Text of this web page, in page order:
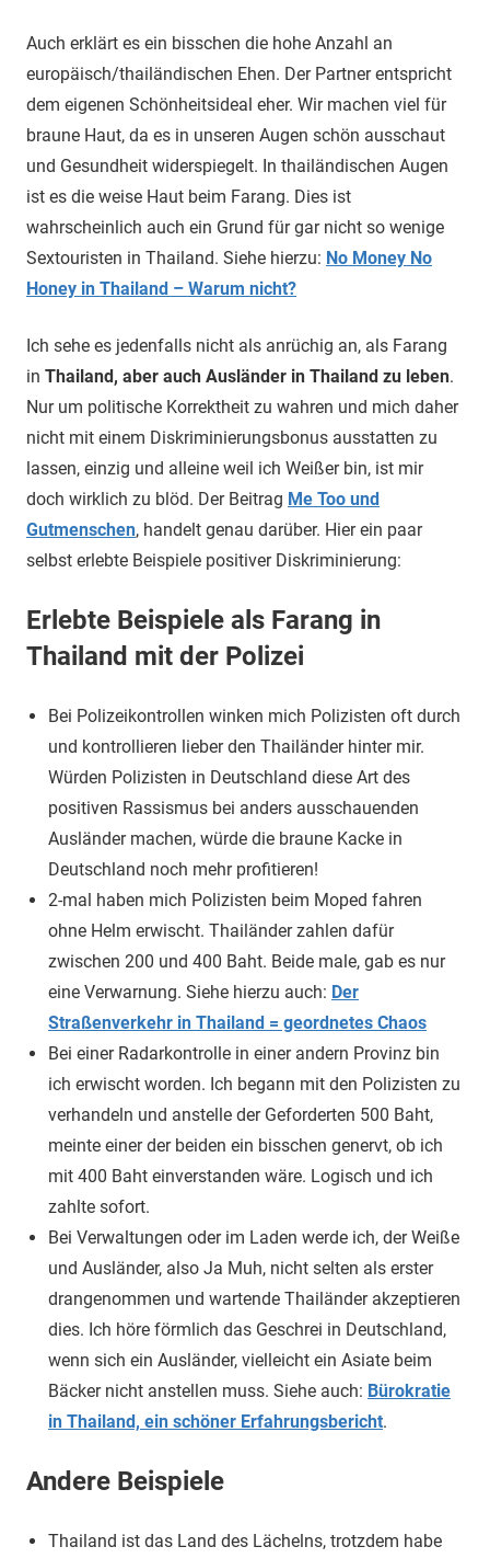
Auch erklärt es ein bisschen die hohe Anzahl an
europäisch/thailändischen Ehen. Der Partner entspricht
dem eigenen Schönheitsideal eher. Wir machen viel für
braune Haut, da es in unseren Augen schön ausschaut
und Gesundheit widerspiegelt. In thailändischen Augen
ist es die weise Haut beim Farang. Dies ist
wahrscheinlich auch ein Grund für gar nicht so wenige
Sextouristen in Thailand. Siehe hierzu: No Money No
Honey in Thailand – Warum nicht?
Ich sehe es jedenfalls nicht als anrüchig an, als Farang
in Thailand, aber auch Ausländer in Thailand zu leben.
Nur um politische Korrektheit zu wahren und mich daher
nicht mit einem Diskriminierungsbonus ausstatten zu
lassen, einzig und alleine weil ich Weißer bin, ist mir
doch wirklich zu blöd. Der Beitrag Me Too und
Gutmenschen, handelt genau darüber. Hier ein paar
selbst erlebte Beispiele positiver Diskriminierung:
Erlebte Beispiele als Farang in
Thailand mit der Polizei
Bei Polizeikontrollen winken mich Polizisten oft durch
und kontrollieren lieber den Thailänder hinter mir.
Würden Polizisten in Deutschland diese Art des
positiven Rassismus bei anders ausschauenden
Ausländer machen, würde die braune Kacke in
Deutschland noch mehr profitieren!
2-mal haben mich Polizisten beim Moped fahren
ohne Helm erwischt. Thailänder zahlen dafür
zwischen 200 und 400 Baht. Beide male, gab es nur
eine Verwarnung. Siehe hierzu auch: Der
Straßenverkehr in Thailand = geordnetes Chaos
Bei einer Radarkontrolle in einer andern Provinz bin
ich erwischt worden. Ich begann mit den Polizisten zu
verhandeln und anstelle der Geforderten 500 Baht,
meinte einer der beiden ein bisschen genervt, ob ich
mit 400 Baht einverstanden wäre. Logisch und ich
zahlte sofort.
Bei Verwaltungen oder im Laden werde ich, der Weiße
und Ausländer, also Ja Muh, nicht selten als erster
drangenommen und wartende Thailänder akzeptieren
dies. Ich höre förmlich das Geschrei in Deutschland,
wenn sich ein Ausländer, vielleicht ein Asiate beim
Bäcker nicht anstellen muss. Siehe auch: Bürokratie
in Thailand, ein schöner Erfahrungsbericht.
Andere Beispiele
Thailand ist das Land des Lächelns, trotzdem habe